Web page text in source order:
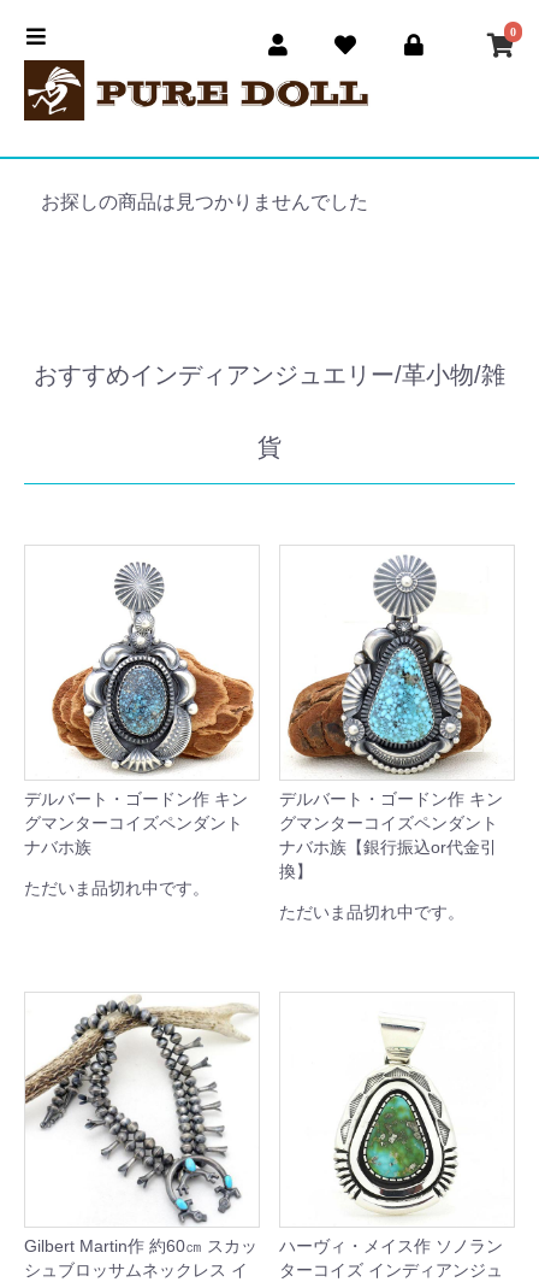
0
お探しの商品は見つかりませんでした
おすすめインディアンジュエリー/革小物/雑
貨
デルバート・ゴードン作 キン
グマンターコイズペンダント
ナバホ族
ただいま品切れ中です。
デルバート・ゴードン作 キン
グマンターコイズペンダント
ナバホ族【銀行振込or代金引
換】
ただいま品切れ中です。
Gilbert Martin作 約60㎝ スカッ
シュブロッサムネックレス イ
ハーヴィ・メイス作 ソノラン
ターコイズ インディアンジュ